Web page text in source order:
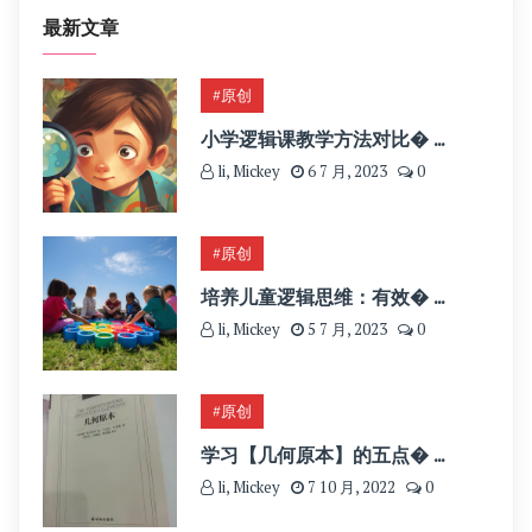
最新文章
#原创
小学逻辑课教学方法对比� ...
li, Mickey 6 7 月, 2023 0
#原创
培养儿童逻辑思维：有效� ...
li, Mickey 5 7 月, 2023 0
#原创
学习【几何原本】的五点� ...
li, Mickey 7 10 月, 2022 0